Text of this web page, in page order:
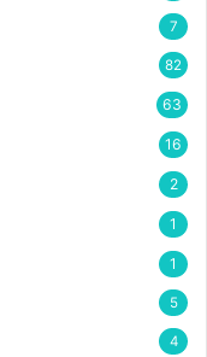
7
82
63
16
2
1
1
5
4